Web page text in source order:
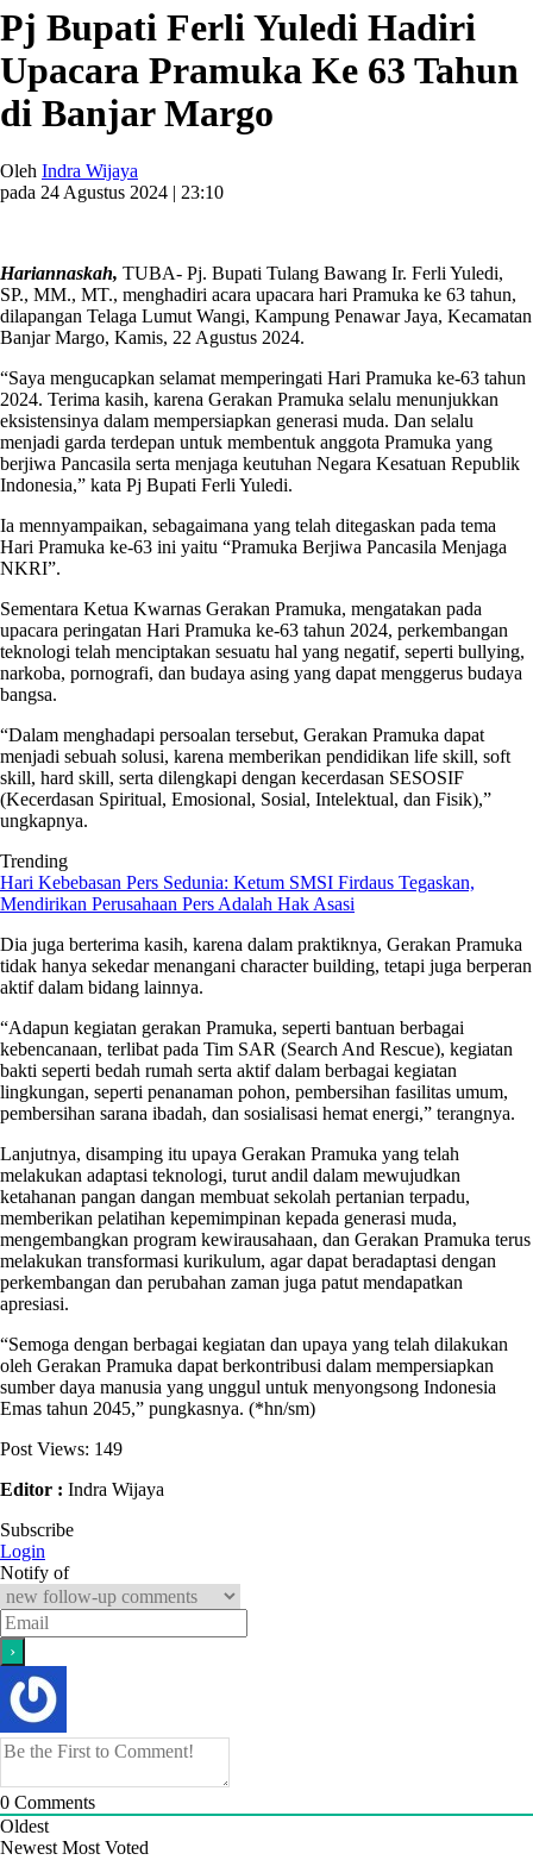
Pj Bupati Ferli Yuledi Hadiri
Upacara Pramuka Ke 63 Tahun
di Banjar Margo
Oleh Indra Wijaya
pada 24 Agustus 2024 | 23:10
Hariannaskah, TUBA- Pj. Bupati Tulang Bawang Ir. Ferli Yuledi,
SP., MM., MT., menghadiri acara upacara hari Pramuka ke 63 tahun,
dilapangan Telaga Lumut Wangi, Kampung Penawar Jaya, Kecamatan
Banjar Margo, Kamis, 22 Agustus 2024.
“Saya mengucapkan selamat memperingati Hari Pramuka ke-63 tahun
2024. Terima kasih, karena Gerakan Pramuka selalu menunjukkan
eksistensinya dalam mempersiapkan generasi muda. Dan selalu
menjadi garda terdepan untuk membentuk anggota Pramuka yang
berjiwa Pancasila serta menjaga keutuhan Negara Kesatuan Republik
Indonesia,” kata Pj Bupati Ferli Yuledi.
Ia mennyampaikan, sebagaimana yang telah ditegaskan pada tema
Hari Pramuka ke-63 ini yaitu “Pramuka Berjiwa Pancasila Menjaga
NKRI”.
Sementara Ketua Kwarnas Gerakan Pramuka, mengatakan pada
upacara peringatan Hari Pramuka ke-63 tahun 2024, perkembangan
teknologi telah menciptakan sesuatu hal yang negatif, seperti bullying,
narkoba, pornografi, dan budaya asing yang dapat menggerus budaya
bangsa.
“Dalam menghadapi persoalan tersebut, Gerakan Pramuka dapat
menjadi sebuah solusi, karena memberikan pendidikan life skill, soft
skill, hard skill, serta dilengkapi dengan kecerdasan SESOSIF
(Kecerdasan Spiritual, Emosional, Sosial, Intelektual, dan Fisik),”
ungkapnya.
Trending
Hari Kebebasan Pers Sedunia: Ketum SMSI Firdaus Tegaskan,
Mendirikan Perusahaan Pers Adalah Hak Asasi
Dia juga berterima kasih, karena dalam praktiknya, Gerakan Pramuka
tidak hanya sekedar menangani character building, tetapi juga berperan
aktif dalam bidang lainnya.
“Adapun kegiatan gerakan Pramuka, seperti bantuan berbagai
kebencanaan, terlibat pada Tim SAR (Search And Rescue), kegiatan
bakti seperti bedah rumah serta aktif dalam berbagai kegiatan
lingkungan, seperti penanaman pohon, pembersihan fasilitas umum,
pembersihan sarana ibadah, dan sosialisasi hemat energi,” terangnya.
Lanjutnya, disamping itu upaya Gerakan Pramuka yang telah
melakukan adaptasi teknologi, turut andil dalam mewujudkan
ketahanan pangan dangan membuat sekolah pertanian terpadu,
memberikan pelatihan kepemimpinan kepada generasi muda,
mengembangkan program kewirausahaan, dan Gerakan Pramuka terus
melakukan transformasi kurikulum, agar dapat beradaptasi dengan
perkembangan dan perubahan zaman juga patut mendapatkan
apresiasi.
“Semoga dengan berbagai kegiatan dan upaya yang telah dilakukan
oleh Gerakan Pramuka dapat berkontribusi dalam mempersiapkan
sumber daya manusia yang unggul untuk menyongsong Indonesia
Emas tahun 2045,” pungkasnya. (*hn/sm)
Post Views: 149
Editor : Indra Wijaya
Subscribe
Login
Notify of
0 Comments
Oldest
Newest Most Voted